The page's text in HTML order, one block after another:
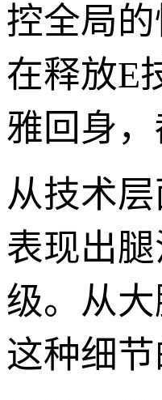
控全局
在释放E
雅回身
从技术
表现出
级。从
这种细